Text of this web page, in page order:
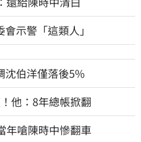
示警「這類人」
沈伯洋僅落後5%
他：8年總帳掀翻
嗆陳時中慘翻車